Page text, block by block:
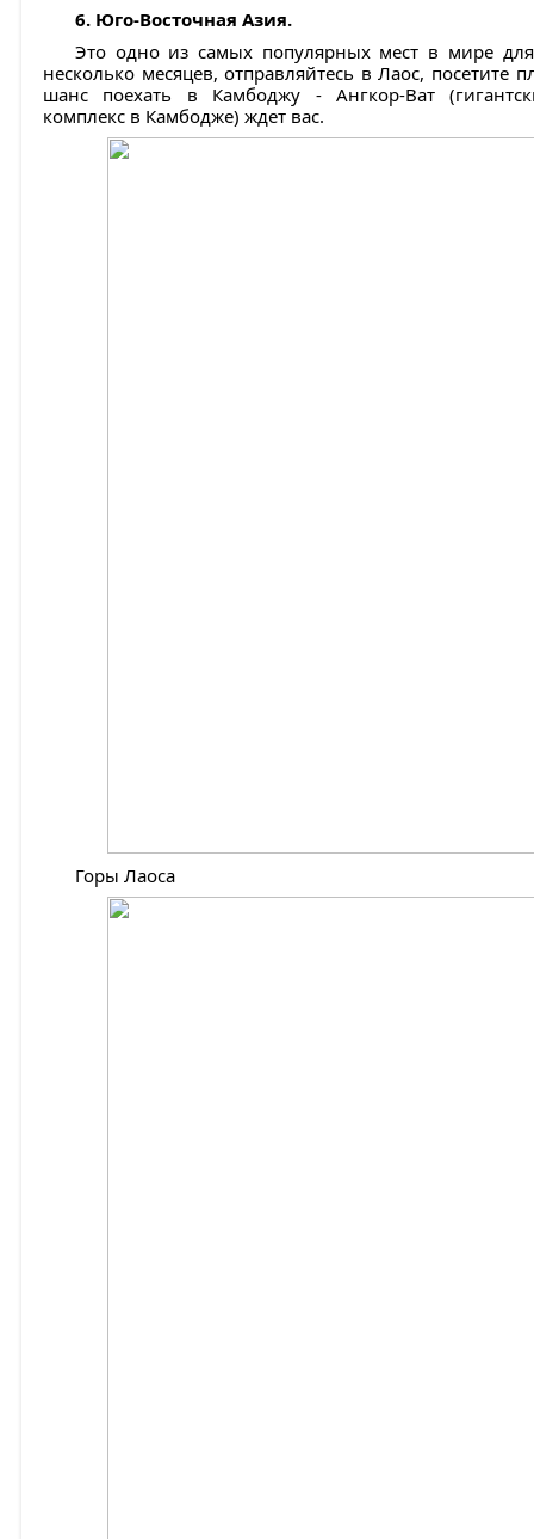
6. Юго-Восточная Азия.
Это одно из самых популярных мест в мире
несколько месяцев, отправляйтесь в Лаос, посетите
шанс поехать в Камбоджу - Ангкор-Ват
комплекс в Камбодже) ждет вас.
Горы Лаоса